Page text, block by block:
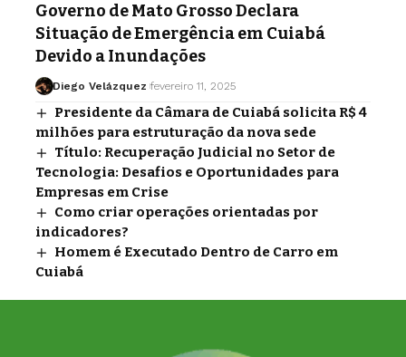
Governo de Mato Grosso Declara
Situação de Emergência em Cuiabá
Devido a Inundações
Diego Velázquez fevereiro 11, 2025
Presidente da Câmara de Cuiabá solicita R$ 4
milhões para estruturação da nova sede
Título: Recuperação Judicial no Setor de
Tecnologia: Desafios e Oportunidades para
Empresas em Crise
Como criar operações orientadas por
indicadores?
Homem é Executado Dentro de Carro em
Cuiabá